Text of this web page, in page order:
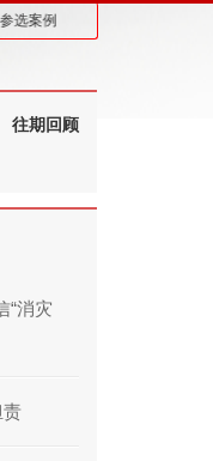
例
往期回顾
“消灾
责